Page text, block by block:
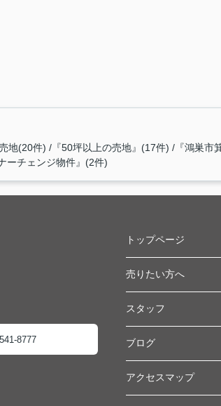
地(20件) 『50坪以上の売地』(17件) 『鴻巣市
ーチェンジ物件』(2件)
8777
トップページ
売りたい方へ
スタッフ
ブログ
アクセスマップ